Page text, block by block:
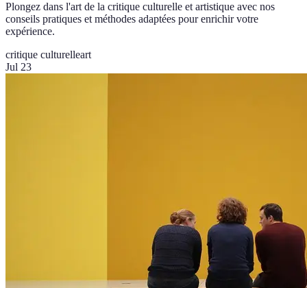
Plongez dans l'art de la critique culturelle et artistique avec nos
conseils pratiques et méthodes adaptées pour enrichir votre
expérience.
critique culturelleart
Jul 23